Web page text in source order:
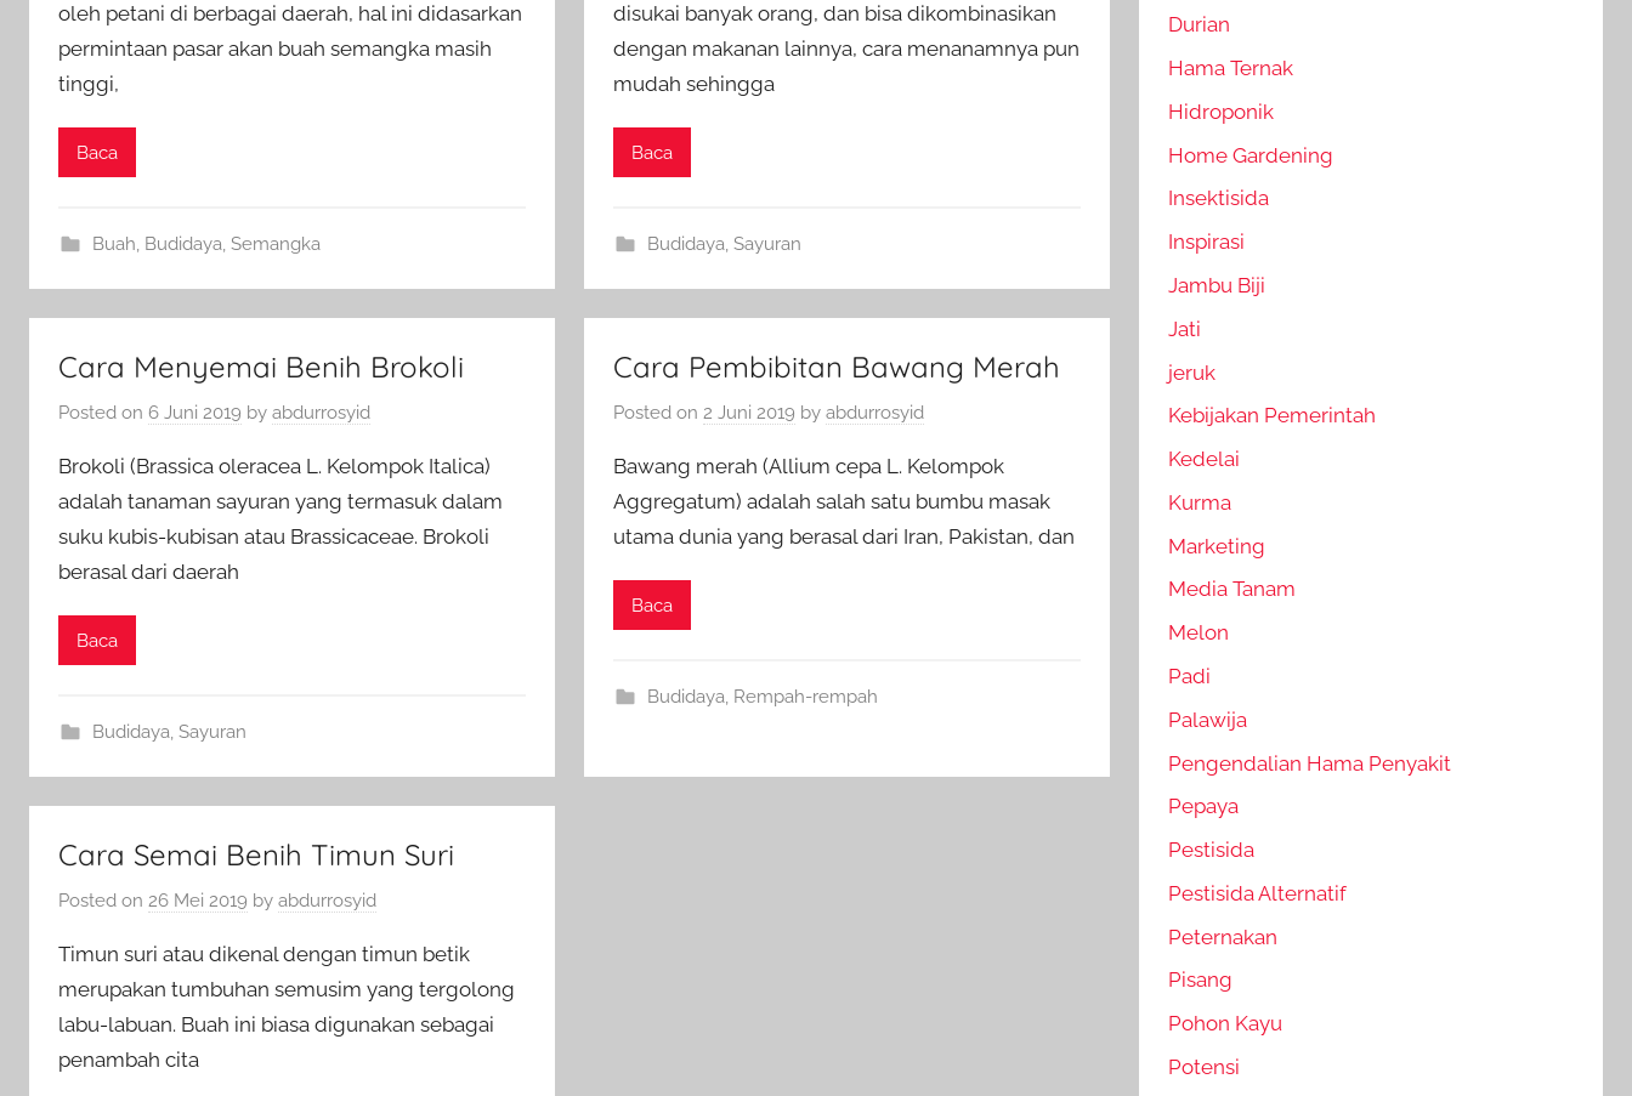
oleh petani di berbagai daerah, hal ini didasarkan
permintaan pasar akan buah semangka masih
tinggi,
Baca
Buah, Budidaya, Semangka
disukai banyak orang, dan bisa dikombinasikan
dengan makanan lainnya, cara menanamnya pun
mudah sehingga
Baca
Budidaya, Sayuran
Cara Menyemai Benih Brokoli
Posted on 6 Juni 2019 by abdurrosyid
Brokoli (Brassica oleracea L. Kelompok Italica)
adalah tanaman sayuran yang termasuk dalam
suku kubis-kubisan atau Brassicaceae. Brokoli
berasal dari daerah
Baca
Budidaya, Sayuran
Cara Pembibitan Bawang Merah
Posted on2 Juni 2019 byabdurrosyid
Bawang merah (Allium cepa L. Kelompok
Aggregatum) adalah salah satu bumbu masak
utama dunia yang berasal dari Iran, Pakistan, dan
Baca
Budidaya, Rempah-rempah
Cara Semai Benih Timun Suri
Posted on 26 Mei 2019 by abdurrosyid
Timun suri atau dikenal dengan timun betik
merupakan tumbuhan semusim yang tergolong
labu-labuan. Buah ini biasa digunakan sebagai
penambah cita
Durian
Hama Ternak
Hidroponik
Home Gardening
Insektisida
Inspirasi
Jambu Biji
Jati
jeruk
Kebijakan Pemerintah
Kedelai
Kurma
Marketing
Media Tanam
Melon
Padi
Palawija
Pengendalian Hama Penyakit
Pepaya
Pestisida
Pestisida Alternatif
Peternakan
Pisang
Pohon Kayu
Potensi